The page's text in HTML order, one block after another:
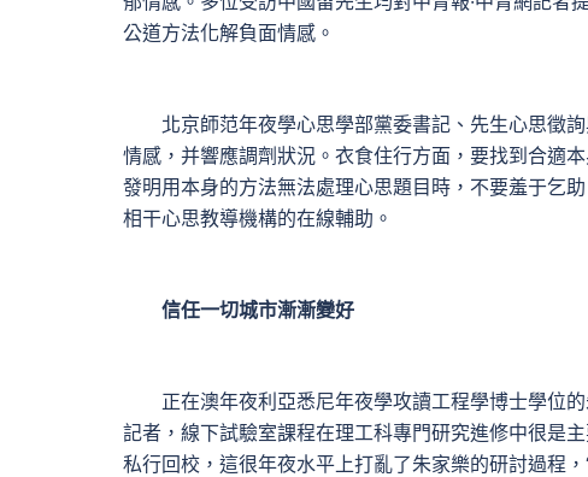
公道方法化解負面情感。
北京師范年夜學心思學部黨委書記、先生心思徵詢
情感，并響應調劑狀況。衣食住行方面，要找到合適
發明用本身的方法無法處理心思題目時，不要羞于乞
相干心思教導機構的在線輔助。
信任一切城市漸漸變好
正在澳年夜利亞悉尼年夜學攻讀工程學博士學位的
記者，線下試驗室課程在理工科專門研究進修中很是主
私行回校，這很年夜水平上打亂了朱家樂的研討過程